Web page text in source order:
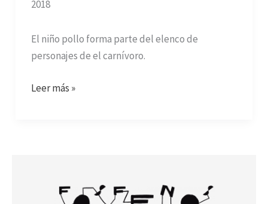
2018
El niño pollo forma parte del elenco de
personajes de el carnívoro.
Leer más »